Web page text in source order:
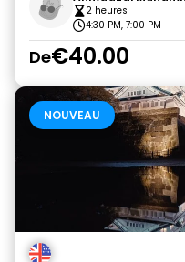
2 heures
4:30 PM, 7:00 PM
De€40.00
NOUVEAU